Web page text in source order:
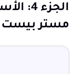
الجزء
مستر بيست